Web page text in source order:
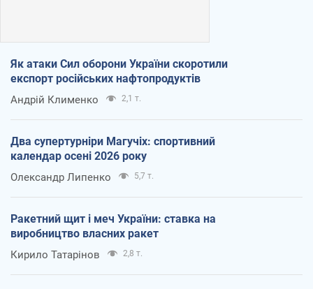
Як атаки Сил оборони України скоротили
експорт російських нафтопродуктів
Андрій Клименко 2,1 т.
Два супертурніри Магучіх: спортивний
календар осені 2026 року
Олександр Липенко 5,7 т.
Ракетний щит і меч України: ставка на
виробництво власних ракет
Кирило Татарінов 2,8 т.